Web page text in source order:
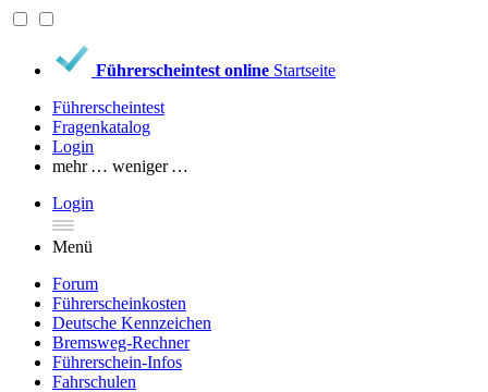
Führerscheintest online Startseite
Führerscheintest
Fragenkatalog
Login
mehr … weniger …
Login
Menü
Forum
Führerscheinkosten
Deutsche Kennzeichen
Bremsweg-Rechner
Führerschein-Infos
Fahrschulen